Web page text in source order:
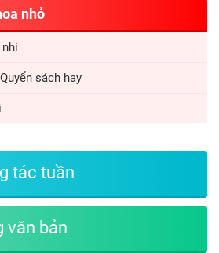
và tìm hiểu tem bưu chính năm 2026
Công ty Bảo hiểm PVI.
nhỏ
sách hay
tác tuần
văn bản